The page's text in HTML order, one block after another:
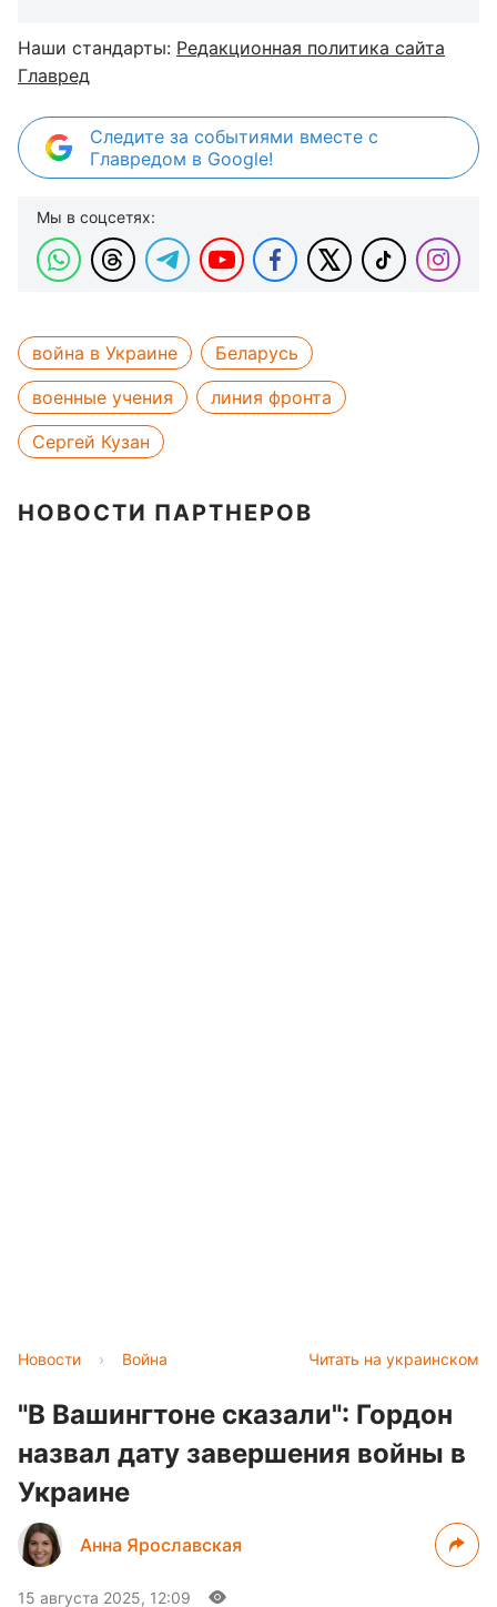
Наши стандарты: Редакционная политика сайта
Главред
Следите за событиями вместе с
Главредом в Google!
Мы в соцсетях:
война в Украине
Беларусь
военные учения
линия фронта
Сергей Кузан
НОВОСТИ ПАРТНЕРОВ
Читать на украинском
Новости › Война
"В Вашингтоне сказали": Гордон
назвал дату завершения войны в
Украине
Анна Ярославская
15 августа 2025, 12:09